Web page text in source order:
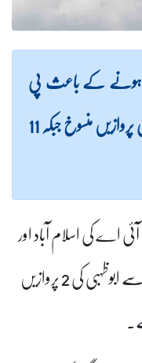
ہونے کے باعث پی
آئی اے کی آج پھر 6 ملکی اور غیر ملکی پروازیں منسوخ جبکہ 11
اے کی اسلام آباد اور
فیصل آباد کیلئے 4 جبکہ اسلام آباد اور پشاور سے ابوظہبی کی 2 پروازیں